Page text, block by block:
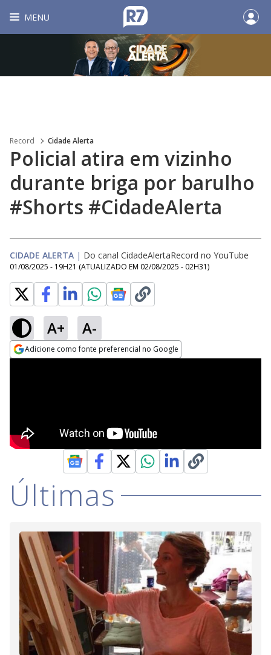
MENU
Record Cidade Alerta
Policial atira em vizinho
durante briga por barulho
#Shorts #CidadeAlerta
CIDADE ALERTA | Do canal CidadeAlertaRecord no YouTube
01/08/2025 - 19H21 (ATUALIZADO EM 02/08/2025 - 02H31)
A+ A-
Adicione como fonte preferencial no Google
Últimas